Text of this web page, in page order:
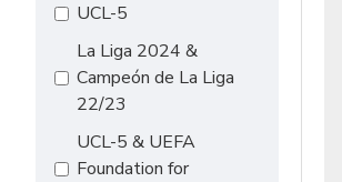
UCL-5
La Liga 2024 &
Campeón de La Liga
22/23
UCL-5 & UEFA
Foundation for